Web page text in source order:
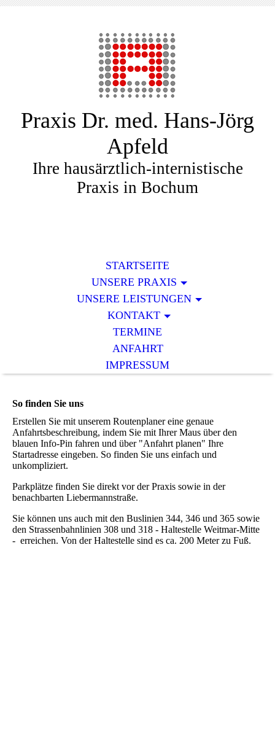
Praxis Dr. med. Hans-Jörg
Apfeld
Ihre hausärztlich-internistische
Praxis in Bochum
STARTSEITE
UNSERE PRAXIS
UNSERE LEISTUNGEN
KONTAKT
TERMINE
ANFAHRT
IMPRESSUM
So finden Sie uns
Erstellen Sie mit unserem Routenplaner eine genaue
Anfahrtsbeschreibung, indem Sie mit Ihrer Maus über den
blauen Info-Pin fahren und über "Anfahrt planen" Ihre
Startadresse eingeben. So finden Sie uns einfach und
unkompliziert.
Parkplätze finden Sie direkt vor der Praxis sowie in der
benachbarten Liebermannstraße.
Sie können uns auch mit den Buslinien 344, 346 und 365 sowie
den Strassenbahnlinien 308 und 318 - Haltestelle Weitmar-Mitte
- erreichen. Von der Haltestelle sind es ca. 200 Meter zu Fuß.